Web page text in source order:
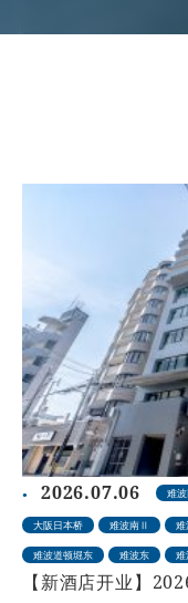
2026.07.06 难
大阪日本桥 难波南Ⅱ 难
难波道顿堀东 难波东 难
【新酒店开业】